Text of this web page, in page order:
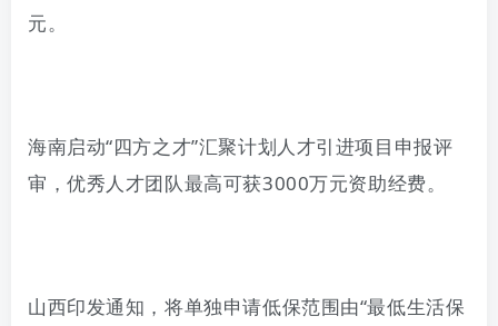
元。
海南启动“四方之才”汇聚计划人才引进项目申报评
审 ，优秀人才团队最高可获3000万元资助经费。
山西印发通知，将单独申请低保范围由“最低生活保